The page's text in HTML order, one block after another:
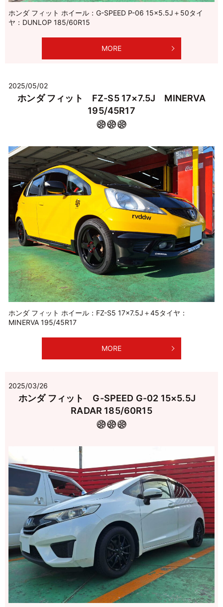
ホンダ フィット ホイール：G-SPEED P-06 15×5.5J＋50タイ
ヤ：DUNLOP 185/60R15
MORE
2025/05/02
ホンダ フィット FZ-S5 17×7.5J MINERVA
195/45R17
ホンダ フィット ホイール：FZ-S5 17×7.5J＋45タイヤ：
MINERVA 195/45R17
MORE
2025/03/26
ホンダ フィット G-SPEED G-02 15×5.5J
RADAR 185/60R15